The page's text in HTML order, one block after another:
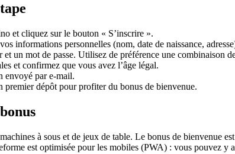
et cliquez sur le bouton « S’inscrire ».
informations personnelles (nom, date de naissance,
et un mot de passe. Utilisez de préférence une combinaison
et confirmez que vous avez l’âge légal.
envoyé par e-mail.
premier dépôt pour profiter du bonus de bienvenue.
à sous et de jeux de table. Le bonus de bienvenue
est optimisée pour les mobiles (PWA) : vous pouvez y